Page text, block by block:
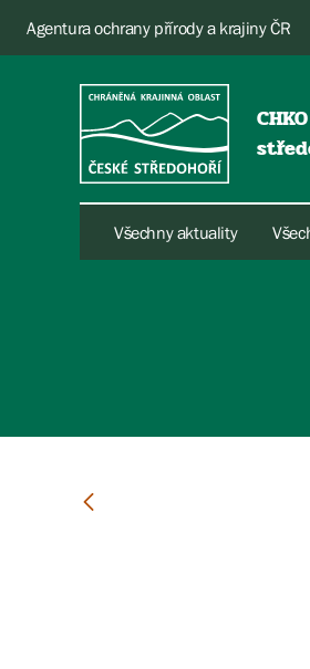
Agentura ochrany přírody a krajiny ČR
Všechny aktuality